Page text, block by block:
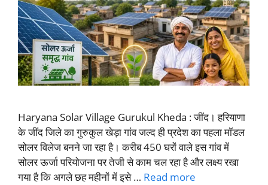
Haryana Solar Village Gurukul Kheda : जींद। हरियाणा
के जींद जिले का गुरुकुल खेड़ा गांव जल्द ही प्रदेश का पहला मॉडल
सोलर विलेज बनने जा रहा है। करीब 450 घरों वाले इस गांव में
सोलर ऊर्जा परियोजना पर तेजी से काम चल रहा है और लक्ष्य रखा
गया है कि अगले छह महीनों में इसे … Read more